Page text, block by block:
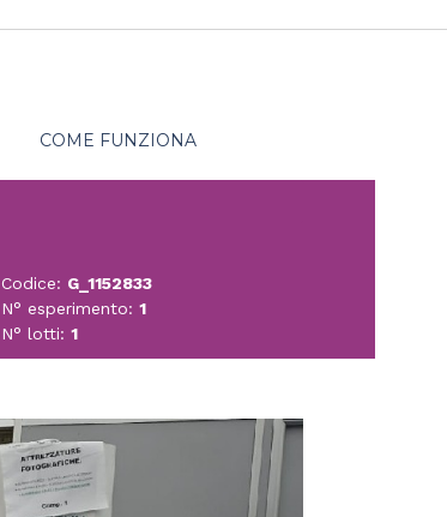
COME FUNZIONA
Codice: G_1152833
N° esperimento: 1
N° lotti: 1